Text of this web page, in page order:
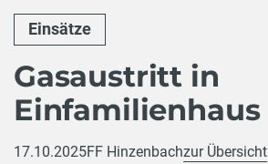
Einsätze
Gasaustritt in
Einfamilienhaus
17.10.2025FF Hinzenbachzur Übersicht